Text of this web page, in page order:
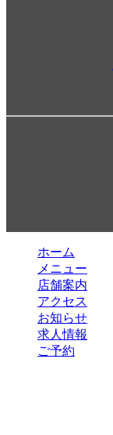
ホーム
メニュー
店舗案内
アクセス
お知らせ
求人情報
ご予約